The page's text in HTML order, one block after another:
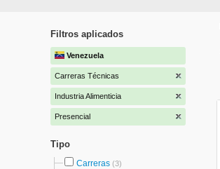
Filtros aplicados
Venezuela
Carreras Técnicas
Industria Alimenticia
Presencial
Tipo
Carreras (3)